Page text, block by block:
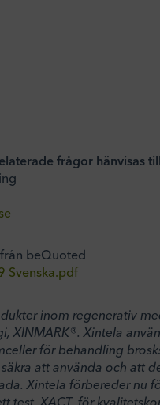
frågor hänvisas
beQuoted
Svenska.pdf
inom regenerativ
XINMARK®. Xintela
för behandling
att använda och att
Xintela förbereder nu